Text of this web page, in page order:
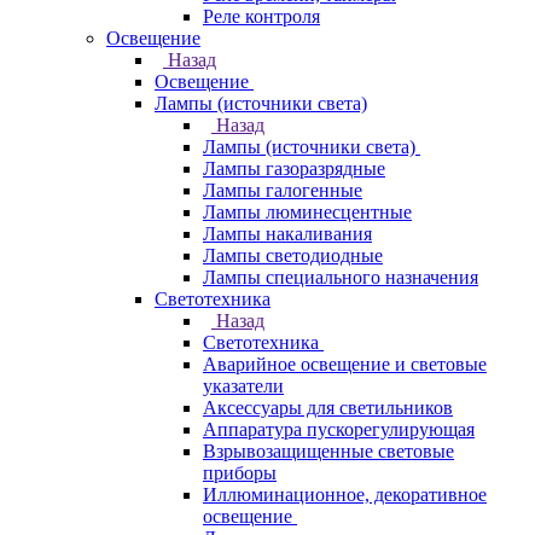
Реле контроля
Освещение
Назад
Освещение
Лампы (источники света)
Назад
Лампы (источники света)
Лампы газоразрядные
Лампы галогенные
Лампы люминесцентные
Лампы накаливания
Лампы светодиодные
Лампы специального назначения
Светотехника
Назад
Светотехника
Аварийное освещение и световые
указатели
Аксессуары для светильников
Аппаратура пускорегулирующая
Взрывозащищенные световые
приборы
Иллюминационное, декоративное
освещение